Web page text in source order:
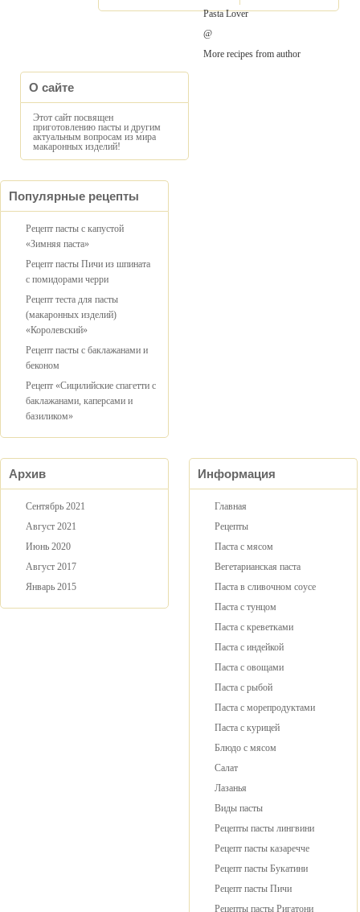
Pasta Lover
@
More recipes from author
О сайте
Этот сайт посвящен
приготовлению пасты и другим
актуальным вопросам из мира
макаронных изделий!
Популярные рецепты
Рецепт пасты с капустой
«Зимняя паста»
Рецепт пасты Пичи из шпината
с помидорами черри
Рецепт теста для пасты
(макаронных изделий)
«Королевский»
Рецепт пасты с баклажанами и
беконом
Рецепт «Сицилийские спагетти с
баклажанами, каперсами и
базиликом»
Архив
Сентябрь 2021
Август 2021
Июнь 2020
Август 2017
Январь 2015
Информация
Главная
Рецепты
Паста с мясом
Вегетарианская паста
Паста в сливочном соусе
Паста с тунцом
Паста с креветками
Паста с индейкой
Паста с овощами
Паста с рыбой
Паста с морепродуктами
Паста с курицей
Блюдо с мясом
Салат
Лазанья
Виды пасты
Рецепты пасты лингвини
Рецепт пасты казаречче
Рецепт пасты Букатини
Рецепт пасты Пичи
Рецепты пасты Ригатони